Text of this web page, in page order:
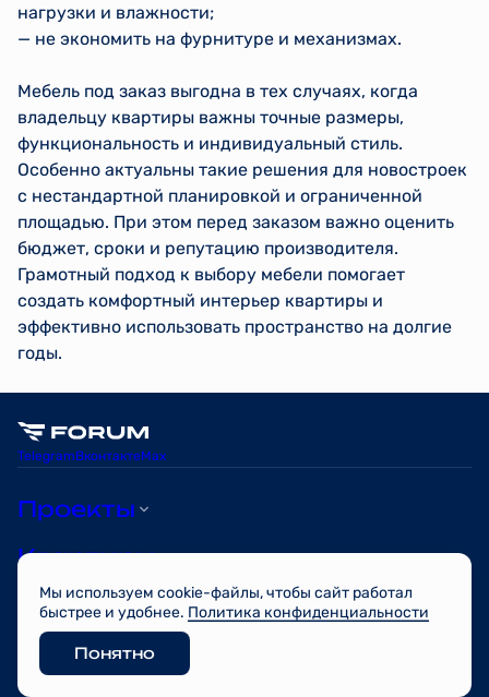
нагрузки и влажности;
— не экономить на фурнитуре и механизмах.
Мебель под заказ выгодна в тех случаях, когда
владельцу квартиры важны точные размеры,
функциональность и индивидуальный стиль.
Особенно актуальны такие решения для новостроек
с нестандартной планировкой и ограниченной
площадью. При этом перед заказом важно оценить
бюджет, сроки и репутацию производителя.
Грамотный подход к выбору мебели помогает
создать комфортный интерьер квартиры и
эффективно использовать пространство на долгие
годы.
TelegramВконтактеMax
Проекты
Квартиры
О компании
© FORUM 2026
Разработано
Мы используем cookie-файлы, чтобы сайт работал
быстрее и удобнее. Политика конфиденциальности
Понятно